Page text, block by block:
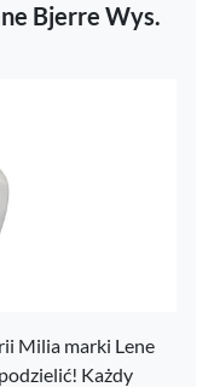
Bjerre Wys.
Milia marki Lene
Każdy